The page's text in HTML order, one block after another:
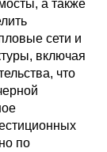
а также
сети и
включая
что
по